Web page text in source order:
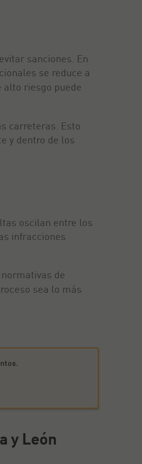
sanciones. En
se reduce a
alto riesgo puede
carreteras. Esto
y dentro de los
oscilan entre los
infracciones
de
sea lo más
.
y León